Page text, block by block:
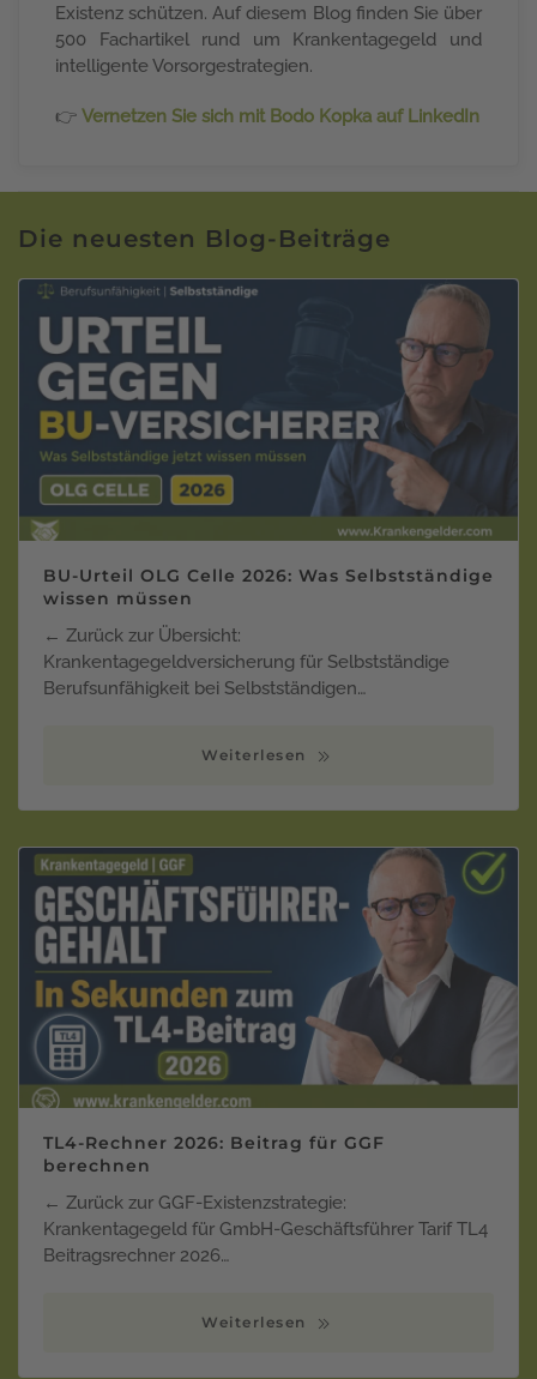
Existenz schützen. Auf diesem Blog finden Sie über
500 Fachartikel rund um Krankentagegeld und
intelligente Vorsorgestrategien.
👉 Vernetzen Sie sich mit Bodo Kopka auf LinkedIn
Die neuesten Blog-Beiträge
BU-Urteil OLG Celle 2026: Was Selbstständige
wissen müssen
← Zurück zur Übersicht:
Krankentagegeldversicherung für Selbstständige
Berufsunfähigkeit bei Selbstständigen…
Weiterlesen
TL4-Rechner 2026: Beitrag für GGF
berechnen
← Zurück zur GGF-Existenzstrategie:
Krankentagegeld für GmbH-Geschäftsführer Tarif TL4
Beitragsrechner 2026…
Weiterlesen